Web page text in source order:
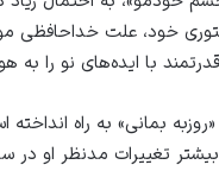
خود، علت خداحافظی
با ایده‌های نو را به
بمانی» به راه
تغییرات مدنظر او